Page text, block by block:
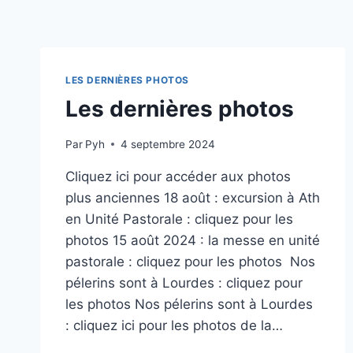
LES DERNIÈRES PHOTOS
Les dernières photos
Par Pyh 4 septembre 2024
Cliquez ici pour accéder aux photos
plus anciennes 18 août : excursion à Ath
en Unité Pastorale : cliquez pour les
photos 15 août 2024 : la messe en unité
pastorale : cliquez pour les photos Nos
pélerins sont à Lourdes : cliquez pour
les photos Nos pélerins sont à Lourdes
: cliquez ici pour les photos de la…